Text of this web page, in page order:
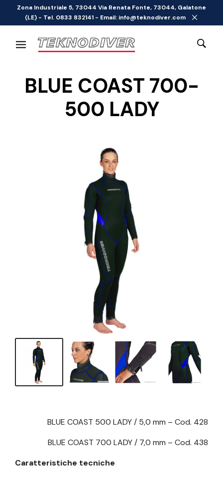
Zona Industriale 5, 73044 Via Renata Fonte, 73044, Galatone
(LE) - Tel. 0833 832141 - Email: info@teknodiver.com
BLUE COAST 700-
500 LADY
BLUE COAST 500 LADY / 5,0 mm – Cod. 428
BLUE COAST 700 LADY / 7,0 mm – Cod. 438
Caratteristiche tecniche